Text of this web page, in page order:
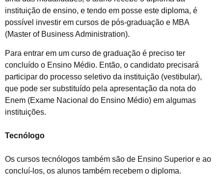
instituição de ensino, e tendo em posse este diploma, é
possível investir em cursos de pós-graduação e MBA
(Master of Business Administration).
Para entrar em um curso de graduação é preciso ter
concluído o Ensino Médio. Então, o candidato precisará
participar do processo seletivo da instituição (vestibular),
que pode ser substituído pela apresentação da nota do
Enem (Exame Nacional do Ensino Médio) em algumas
instituições.
Tecnólogo
Os cursos tecnólogos também são de Ensino Superior e ao
concluí-los, os alunos também recebem o diploma.